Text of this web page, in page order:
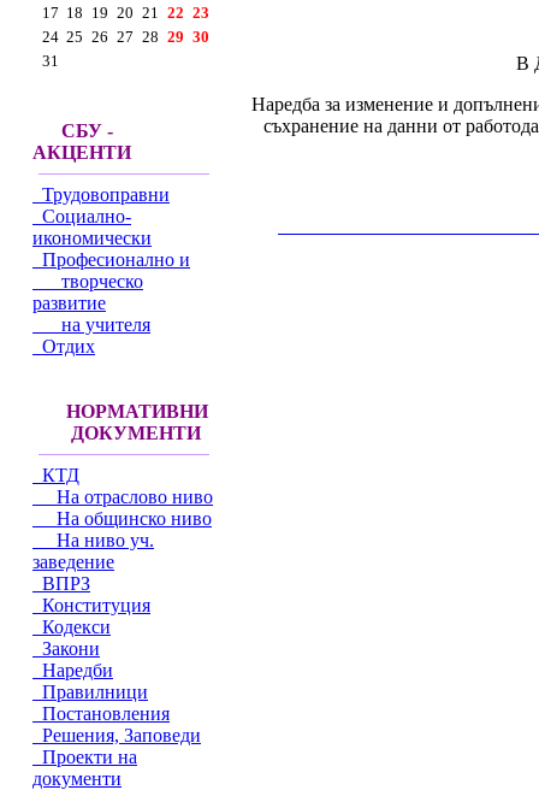
17 18 19 20 21 22 23
24 25 26 27 28 29 30
31
СБУ -
АКЦЕНТИ
Трудовоправни
Социално-
икономически
Професионално и
творческо
развитие
на учителя
Отдих
НОРМАТИВНИ
ДОКУМЕНТИ
КТД
На отраслово ниво
На общинско ниво
На ниво уч.
заведение
ВПРЗ
Конституция
Кодекси
Закони
Наредби
Правилници
Постановления
Решения, Заповеди
Проекти на
документи
В
Наредба за изменение и
съхранение на данни от